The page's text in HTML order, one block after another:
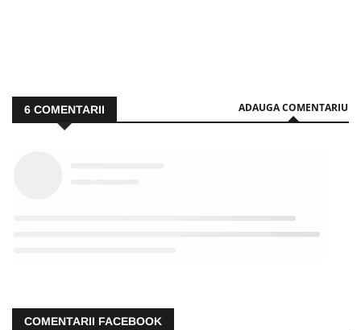
6 COMENTARII ADAUGA COMENTARIU
COMENTARII FACEBOOK